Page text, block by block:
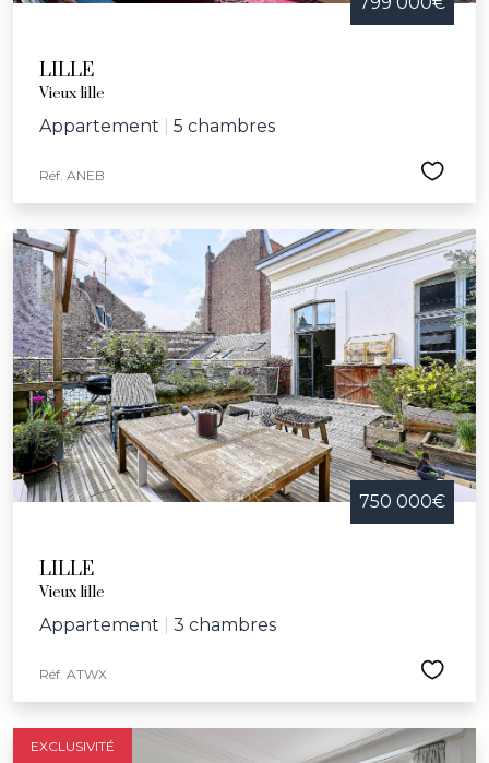
LILLE
Vieux lille
Appartement 5 chambres
Réf. ANEB
750 000€
LILLE
Vieux lille
Appartement 3 chambres
Réf. ATWX
EXCLUSIVITÉ